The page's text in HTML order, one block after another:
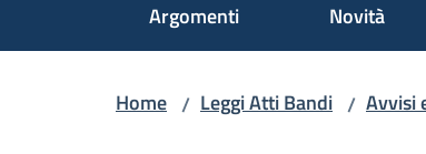
Argomenti Novità
Home / Leggi Atti Bandi / Avvisi